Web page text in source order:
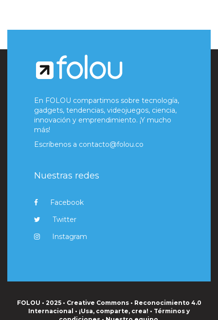
En FOLOU compartimos sobre tecnología,
gadgets, tendencias, videojuegos, ciencia,
innovación y emprendimiento. ¡Y mucho
más!
Escríbenos a contacto@folou.co
Nuestras redes
Facebook
Twitter
Instagram
FOLOU • 2025 • Creative Commons • Reconocimiento 4.0
Internacional • ¡Usa, comparte, crea! • Términos y